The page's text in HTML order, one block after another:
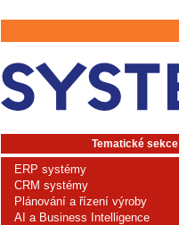
Tematické sekce
ERP systémy
CRM systémy
Plánování a řízení výroby
AI a Business Intelligence